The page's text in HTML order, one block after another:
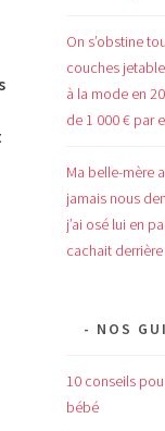
On s’obstine
couches
à la mode en
de 1 000 € par
Ma belle-mère
jamais nous
j’ai osé lui en
cachait
NOS
10 conseils
bébé